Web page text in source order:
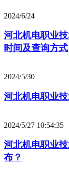
2024/6/24
河北机电职业
时间及查询方式
2024/5/30
河北机电职业
2024/5/27 10:54:35
河北机电职业
布？